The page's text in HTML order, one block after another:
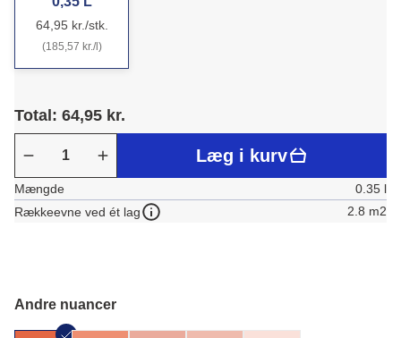
64,95 kr./stk.
(185,57 kr./l)
Total: 64,95 kr.
Læg i kurv
Mængde
0.35 l
Rækkeevne ved ét lag
2.8 m2
Andre nuancer